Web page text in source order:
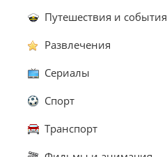
Путешествия и события
Развлечения
Сериалы
Спорт
Транспорт